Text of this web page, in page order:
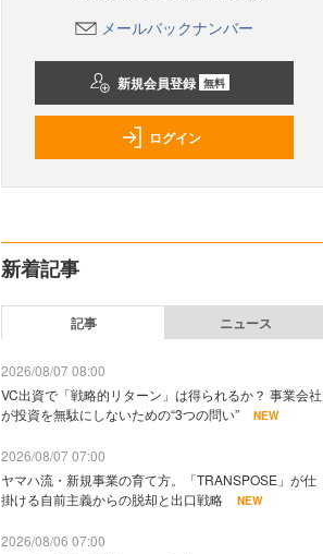
メールバックナンバー
新規会員登録 無料
ログイン
新着記事
記事 ニュース
2026/08/07 08:00
VC出資で「戦略的リターン」は得られるか？ 事業会社
が投資を無駄にしないための“3つの問い”
NEW
2026/08/07 07:00
ヤマハ流・新規事業の育て方。「TRANSPOSE」が仕
掛ける自前主義からの脱却と出口戦略
NEW
2026/08/06 07:00